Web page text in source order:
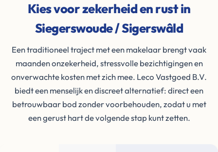
Kies voor zekerheid en rust in
Siegerswoude / Sigerswâld
Een traditioneel traject met een makelaar brengt vaak
maanden onzekerheid, stressvolle bezichtigingen en
onverwachte kosten met zich mee. Leco Vastgoed B.V.
biedt een menselijk en discreet alternatief: direct een
betrouwbaar bod zonder voorbehouden, zodat u met
een gerust hart de volgende stap kunt zetten.